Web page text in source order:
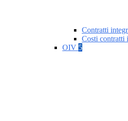
Contratti
Costi contratti
OIV 5